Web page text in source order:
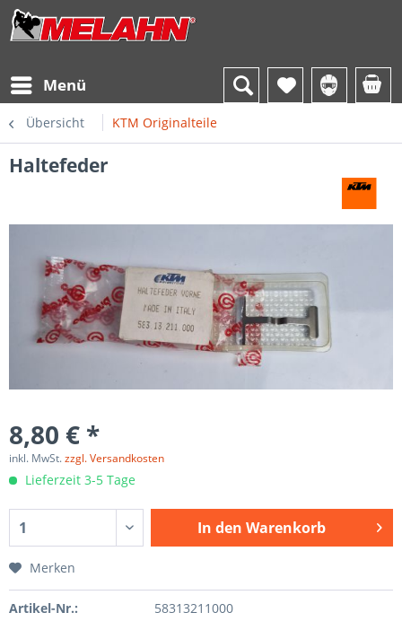
Menü
Übersicht KTM Originalteile
Haltefeder
8,80 € *
inkl. MwSt.zzgl. Versandkosten
Lieferzeit 3-5 Tage
In den Warenkorb
Merken
Artikel-Nr.: 58313211000